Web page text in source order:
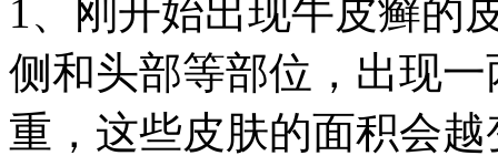
1、刚开始出现牛皮癣的
侧和头部等部位，出现
重，这些皮肤的面积会